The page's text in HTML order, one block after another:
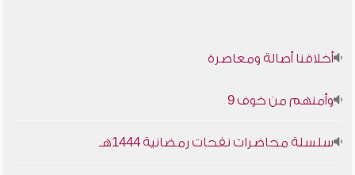
أخلاقنا أصالة ومعاصرة
وأمنهم من خوف 9
سلسلة محاضرات نفحات رمضانية 1444هـ